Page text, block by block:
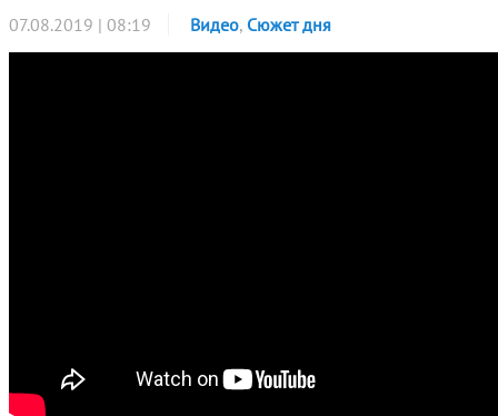
07.08.2019 | 08:19 Видео, Сюжет дня